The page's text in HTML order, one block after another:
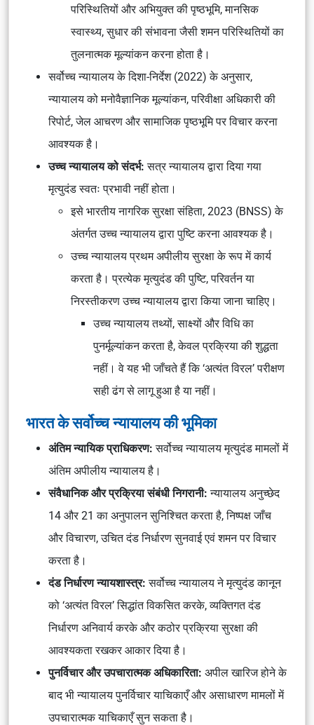
परिस्थितियों और अभियुक्त की पृष्ठभूमि, मानसिक
स्वास्थ्य, सुधार की संभावना जैसीशमन परिस्थितियोंका
तुलनात्मक मूल्यांकन करना होता है।
सर्वोच्च न्यायालय के दिशा-निर्देश (2022) के अनुसार,
न्यायालय को मनोवैज्ञानिक मूल्यांकन, परिवीक्षा अधिकारी की
रिपोर्ट, जेल आचरण और सामाजिक पृष्ठभूमि पर विचार करना
आवश्यक है।
उच्च न्यायालय को संदर्भ: सत्र न्यायालय द्वारा दिया गया
मृत्युदंड स्वतः प्रभावी नहीं होता।
इसे भारतीय नागरिक सुरक्षा संहिता, 2023 (BNSS) के
अंतर्गत उच्च न्यायालय द्वारा पुष्टि करना आवश्यक है।
उच्च न्यायालय प्रथम अपीलीय सुरक्षा के रूप में कार्य
करता है। प्रत्येक मृत्युदंड की पुष्टि, परिवर्तन या
निरस्तीकरण उच्च न्यायालय द्वारा किया जाना चाहिए।
उच्च न्यायालय तथ्यों, साक्ष्यों और विधि का
पुनर्मूल्यांकन करता है, केवल प्रक्रिया की शुद्धता
नहीं। वे यह भी जाँचते हैं कि ‘अत्यंत विरल’ परीक्षण
सही ढंग से लागू हुआ है या नहीं।
भारत के सर्वोच्च न्यायालय की भूमिका
अंतिम न्यायिक प्राधिकरण: सर्वोच्च न्यायालय मृत्युदंड मामलों में
अंतिम अपीलीय न्यायालय है।
संवैधानिक और प्रक्रिया संबंधी निगरानी: न्यायालय अनुच्छेद
14 और 21 का अनुपालन सुनिश्चित करता है, निष्पक्ष जाँच
और विचारण, उचित दंड निर्धारण सुनवाई एवं शमन पर विचार
करता है।
दंड निर्धारण न्यायशास्त्र: सर्वोच्च न्यायालय ने मृत्युदंड कानून
को ‘अत्यंत विरल’ सिद्धांत विकसित करके, व्यक्तिगत दंड
निर्धारण अनिवार्य करके और कठोर प्रक्रिया सुरक्षा की
आवश्यकता रखकर आकार दिया है।
पुनर्विचार और उपचारात्मक अधिकारिता: अपील खारिज होने के
बाद भी न्यायालय पुनर्विचार याचिकाएँ और असाधारण मामलों में
उपचारात्मक याचिकाएँ सुन सकता है।